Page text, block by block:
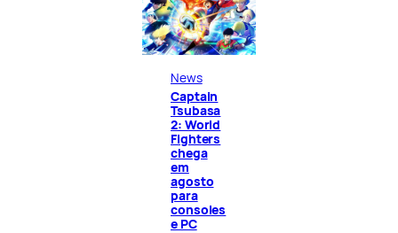
News
Captain
Tsubasa
2: World
Fighters
chega
em
agosto
para
consoles
e PC